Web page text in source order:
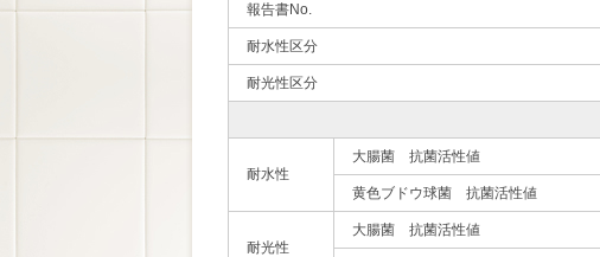
報告書No.
耐水性区分
耐光性区分
耐水性
大腸菌 抗菌活性値
黄色ブドウ球菌 抗菌活性値
耐光性
大腸菌 抗菌活性値